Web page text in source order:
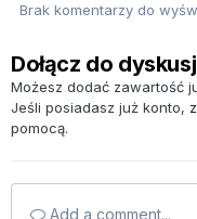
Brak komentarzy do
Dołącz do
Możesz dodać zawartość
Jeśli posiadasz już konto,
pomocą.
Add a comment...